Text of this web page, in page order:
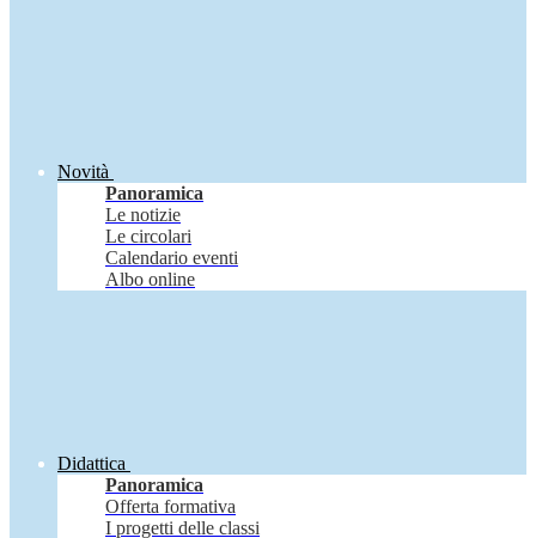
Novità
Panoramica
Le notizie
Le circolari
Calendario eventi
Albo online
Didattica
Panoramica
Offerta formativa
I progetti delle classi